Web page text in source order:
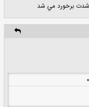
برخورد مي شد